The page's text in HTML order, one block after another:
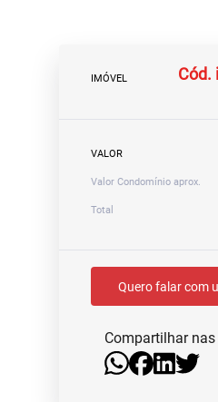
IMÓVEL Cód.
VALOR
Valor Condomínio aprox.
Total
Compartilhar